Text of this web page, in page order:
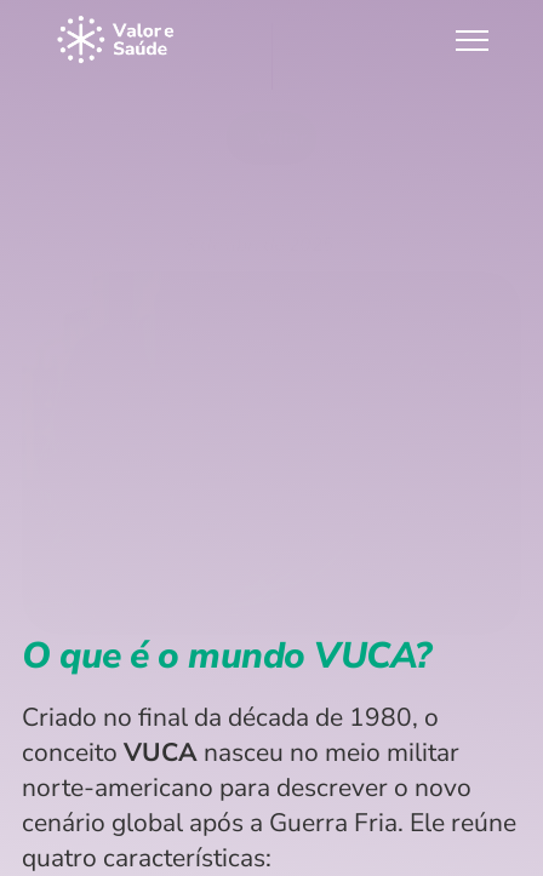
O que é o mundo VUCA?
Criado no final da década de 1980, o
conceito VUCA nasceu no meio militar
norte-americano para descrever o novo
cenário global após a Guerra Fria. Ele reúne
quatro características: